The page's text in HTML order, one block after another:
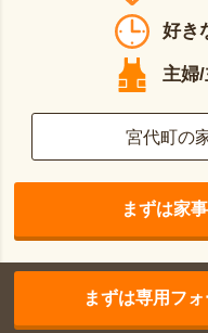
好き
主婦
宮代町の
まずは家
まずは専用フ